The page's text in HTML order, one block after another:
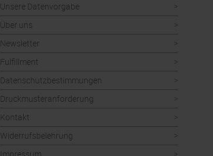
Unsere Datenvorgabe
Über uns
Newsletter
Fulfillment
Datenschutzbestimmungen
Druckmusteranforderung
Kontakt
Widerrufsbelehrung